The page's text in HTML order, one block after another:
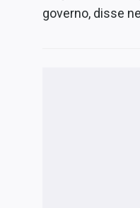
governo, disse